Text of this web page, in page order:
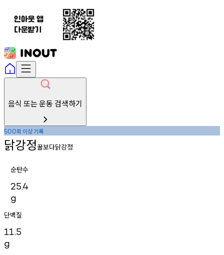
음식 또는 운동 검색하기
500회 이상기록
닭강정꿀보다닭강정
순탄수
25.4
g
단백질
11.5
g